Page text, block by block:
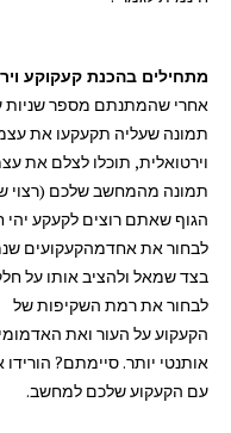
מתחילים בהכנת קעקוקע
אחרי שהמתנתם מספר שניות
תמונה שעליה תקעקעו את
וירטואלית, תוכלו לצלם את
תמונה מהמחשב שלכם (רצוי
הגוף שאתם רוצים לקעקע יהי
לבחור את אחדמהקעקועים
בצד שמאל ולהציב אותו על
לבחור את רמת השקיפות של
הקעקוע על העור ואת
אותנטי יותר. סיימתם?
עם הקעקוע שלכם למחשב.